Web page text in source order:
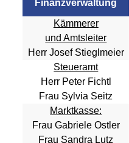
Finanzverwaltung
Kämmerer
und Amtsleiter
Herr Josef Stieglmeier
Steueramt
Herr Peter Fichtl
Frau Sylvia Seitz
Marktkasse:
Frau Gabriele Ostler
Frau Sandra Lutz